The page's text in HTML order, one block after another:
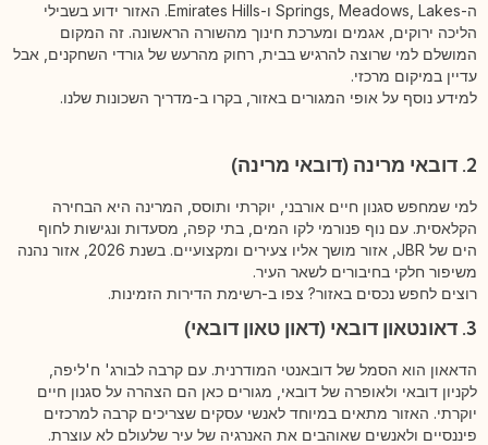
ה-Springs, Meadows, Lakes ו-Emirates Hills. האזור ידוע בשבילי
הליכה ירוקים, אגמים ומערכת חינוך מהשורה הראשונה. זה המקום
המושלם למי שרוצה להרגיש בבית, רחוק מהרעש של גורדי השחקנים, אבל
עדיין במיקום מרכזי.
למידע נוסף על אופי המגורים באזור, בקרו ב-מדריך השכונות שלנו.
2. דובאי מרינה (דובאי מרינה)
למי שמחפש סגנון חיים אורבני, יוקרתי ותוסס, המרינה היא הבחירה
הקלאסית. עם נוף פנורמי לקו המים, בתי קפה, מסעדות ונגישות לחוף
הים של JBR, אזור מושך אליו צעירים ומקצועיים. בשנת 2026, אזור נהנה
משיפור חלקי בחיבורים לשאר העיר.
רוצים לחפש נכסים באזור? צפו ב-רשימת הדירות הזמינות.
3. דאונטאון דובאי (דאון טאון דובאי)
הדאאון הוא הסמל של דובאנטי המודרנית. עם קרבה לבורג' ח'ליפה,
לקניון דובאי ולאופרה של דובאי, מגורים כאן הם הצהרה על סגנון חיים
יוקרתי. האזור מתאים במיוחד לאנשי עסקים שצריכים קרבה למרכזים
פיננסיים ולאנשים שאוהבים את האנרגיה של עיר שלעולם לא עוצרת.